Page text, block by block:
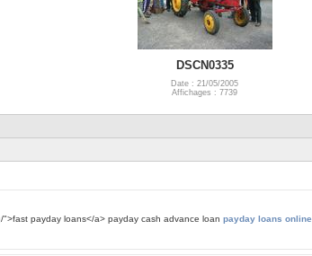
DSCN0335
Date : 21/05/2005
Affichages : 7739
payday loans</a> payday cash advance loan payday loans online